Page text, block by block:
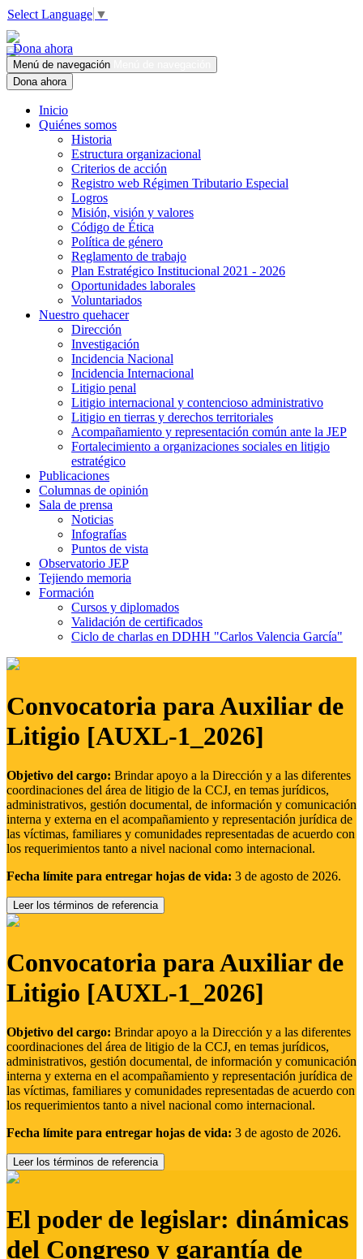
Select Language ▼
Dona ahora
Menú de navegación
Dona ahora
Inicio
Quiénes somos
Historia
Estructura organizacional
Criterios de acción
Registro web Régimen Tributario Especial
Logros
Misión, visión y valores
Código de Ética
Política de género
Reglamento de trabajo
Plan Estratégico Institucional 2021 - 2026
Oportunidades laborales
Voluntariados
Nuestro quehacer
Dirección
Investigación
Incidencia Nacional
Incidencia Internacional
Litigio penal
Litigio internacional y contencioso administrativo
Litigio en tierras y derechos territoriales
Acompañamiento y representación común ante la JEP
Fortalecimiento a organizaciones sociales en litigio
estratégico
Publicaciones
Columnas de opinión
Sala de prensa
Noticias
Infografías
Puntos de vista
Observatorio JEP
Tejiendo memoria
Formación
Cursos y diplomados
Validación de certificados
Ciclo de charlas en DDHH "Carlos Valencia García"
Convocatoria para Auxiliar de
Litigio [AUXL-1_2026]
Objetivo del cargo: Brindar apoyo a la Dirección y a las diferentes
coordinaciones del área de litigio de la CCJ, en temas jurídicos,
administrativos, gestión documental, de información y comunicación
interna y externa en el acompañamiento y representación jurídica de
las víctimas, familiares y comunidades representadas de acuerdo con
los requerimientos tanto a nivel nacional como internacional.
Fecha límite para entregar hojas de vida: 3 de agosto de 2026.
Leer los términos de referencia
Convocatoria para Auxiliar de
Litigio [AUXL-1_2026]
Objetivo del cargo: Brindar apoyo a la Dirección y a las diferentes
coordinaciones del área de litigio de la CCJ, en temas jurídicos,
administrativos, gestión documental, de información y comunicación
interna y externa en el acompañamiento y representación jurídica de
las víctimas, familiares y comunidades representadas de acuerdo con
los requerimientos tanto a nivel nacional como internacional.
Fecha límite para entregar hojas de vida: 3 de agosto de 2026.
Leer los términos de referencia
El poder de legislar: dinámicas
del Congreso y garantía de